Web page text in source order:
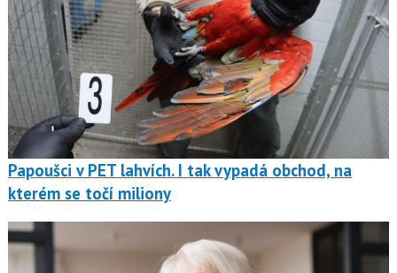
Papoušci v PET lahvích. I tak vypadá obchod, na
kterém se točí miliony